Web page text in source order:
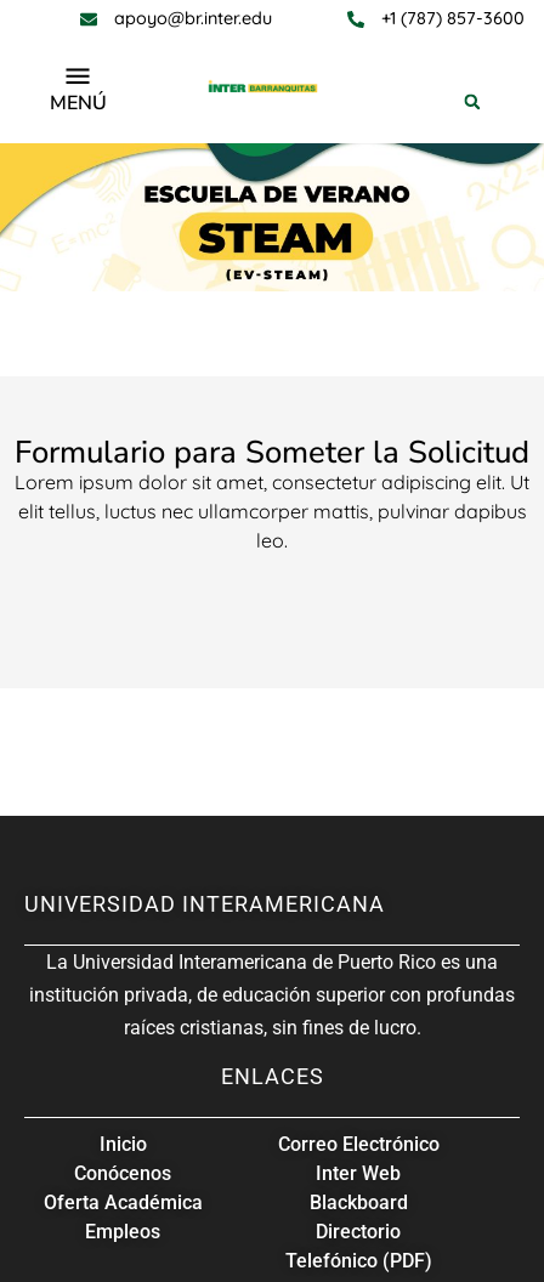
apoyo@br.inter.edu +1 (787) 857-3600
MENÚ
Formulario para Someter la Solicitud
Lorem ipsum dolor sit amet, consectetur adipiscing elit. Ut
elit tellus, luctus nec ullamcorper mattis, pulvinar dapibus
leo.
UNIVERSIDAD INTERAMERICANA
La Universidad Interamericana de Puerto Rico es una
institución privada, de educación superior con profundas
raíces cristianas, sin fines de lucro.
ENLACES
Inicio
Conócenos
Oferta Académica
Empleos
Correo Electrónico
Inter Web
Blackboard
Directorio
Telefónico (PDF)